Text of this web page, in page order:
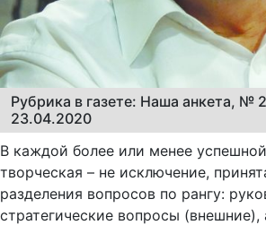
Рубрика в газете: Наша анкета, №
23.04.2020
В каждой более или менее
творческая – не исключение,
разделения вопросов по рангу:
стратегические вопросы (внешние),